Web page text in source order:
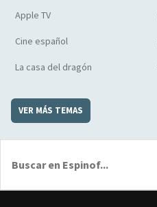
Apple TV
Cine español
La casa del dragón
VER MÁS TEMAS